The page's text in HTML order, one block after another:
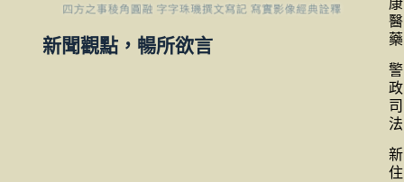
新聞觀點，暢所欲言
康
醫
藥
警
政
司
法
新
住